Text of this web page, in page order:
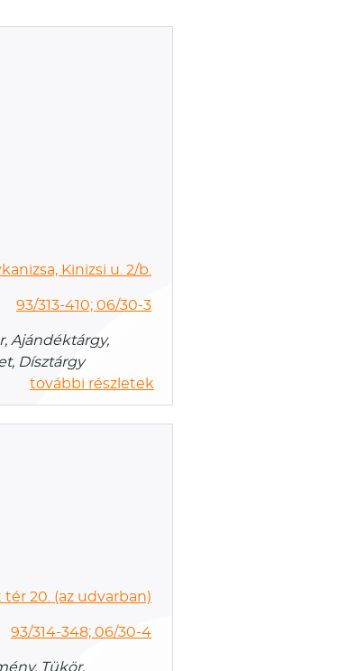
Kinizsi u. 2/b.
93/313-410; 06/30-3
Ajándéktárgy,
Dísztárgy
további részletek
20. (az udvarban)
93/314-348; 06/30-4
Tükör,